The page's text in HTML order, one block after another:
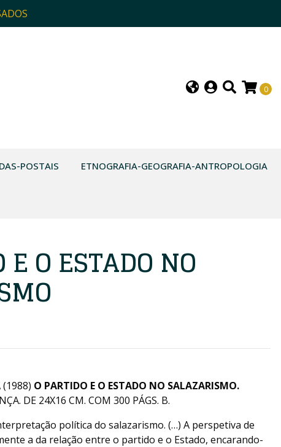
0
POSTAIS ETNOGRAFIA-GEOGRAFIA-ANTROPOLOGIA
E O ESTADO NO
(1988) O PARTIDO E O ESTADO NO SALAZARISMO.
DE 24X16 CM. COM 300 PÁGS. B.
política do salazarismo. (…) A perspetiva de
a da relação entre o partido e o Estado, encarando-